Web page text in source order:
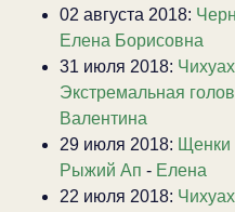
02 августа 2018:
Елена Борисовна
31 июля 2018:
Экстремальная
Валентина
29 июля 2018: Щенки
Рыжий Ап - Елена
22 июля 2018: